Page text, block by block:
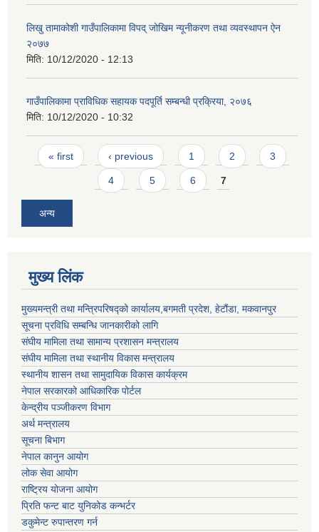
लिखु तामाकोशी गाउँपालिकामा विपद् जोखिम न्यूनीकरण तथा व्यवस्थापन ऐन
२०७७
मिति: 10/12/2020 - 12:13
गाउँपालिकामा प्राविधिक सहायक पदपूर्ति सम्बन्धी प्रक्रिया, २०७६
मिति: 10/12/2020 - 10:32
Pages
« first ‹ previous 1 2 3
4 5 6 7
अन्य
मुख्य लिंक
मुख्यमन्त्री तथा मन्त्रिपरिषद्को कार्यालय,बगमती प्रदेश, हेटौंडा, मकवानपुर
सूचना प्रविधि सम्बन्धि जानकारीको लागि
संघीय मामिला तथा सामान्य प्रशासन मन्त्रालय
संघीय मामिला तथा स्थानीय विकास मन्त्रालय
स्थानीय शासन तथा सामुदायिक विकास कार्यक्रम
नेपाल सरकारको आधिकारिक पोर्टल
केन्द्रीय पञ्जीकरण विभाग
अर्थ मन्त्रालय
सूचना बिभाग
नेपाल कानुन आयोग
लोक सेवा आयोग
राष्ट्रिय योजना आयोग
प्रिति फन्ट बाट युनिकोड कन्भर्टर
डकुमेन्ट रुपान्तरण गर्न